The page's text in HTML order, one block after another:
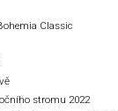
Classic
stromu 2022